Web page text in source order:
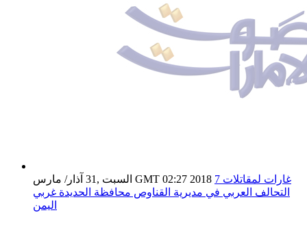
السبت ,31 آذار/ مارس GMT 02:27 2018 7 غارات لمقاتلات
التحالف العربي في مديرية القناوص محافظة الحديدة غربي
اليمن